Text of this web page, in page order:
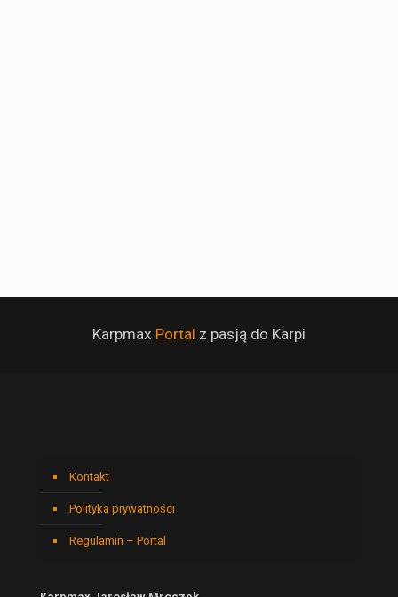
Karpmax Portal z pasją do Karpi
Kontakt
Polityka prywatności
Regulamin – Portal